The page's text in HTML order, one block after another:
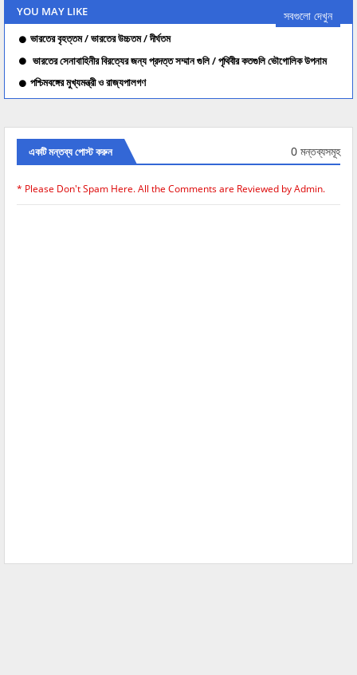
YOU MAY LIKE সবগুলো দেখুন
ভারতের বৃহত্তম / ভারতের উচ্চতম / দীর্ঘতম
ভারতের সেনাবাহিনীর বিরত্যের জন্য প্রদত্ত সম্মান গুলি / পৃথিবীর কতগুলি ভৌগোলিক উপনাম
পশ্চিমবঙ্গের মুখ্যমন্ত্রী ও রাজ্যপালগণ
একটি মন্তব্য পোস্ট করুন 0 মন্তব্যসমূহ
* Please Don't Spam Here. All the Comments are Reviewed by Admin.